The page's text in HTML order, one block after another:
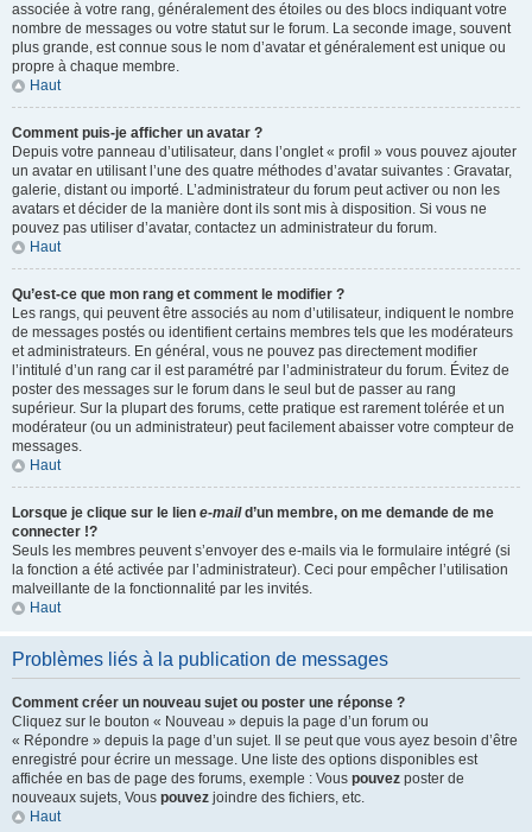
associée à votre rang, généralement des étoiles ou des blocs indiquant votre
nombre de messages ou votre statut sur le forum. La seconde image, souvent
plus grande, est connue sous le nom d’avatar et généralement est unique ou
propre à chaque membre.
Haut
Comment puis-je afficher un avatar ?
Depuis votre panneau d’utilisateur, dans l’onglet « profil » vous pouvez ajouter
un avatar en utilisant l’une des quatre méthodes d’avatar suivantes : Gravatar,
galerie, distant ou importé. L’administrateur du forum peut activer ou non les
avatars et décider de la manière dont ils sont mis à disposition. Si vous ne
pouvez pas utiliser d’avatar, contactez un administrateur du forum.
Haut
Qu’est-ce que mon rang et comment le modifier ?
Les rangs, qui peuvent être associés au nom d’utilisateur, indiquent le nombre
de messages postés ou identifient certains membres tels que les modérateurs
et administrateurs. En général, vous ne pouvez pas directement modifier
l’intitulé d’un rang car il est paramétré par l’administrateur du forum. Évitez de
poster des messages sur le forum dans le seul but de passer au rang
supérieur. Sur la plupart des forums, cette pratique est rarement tolérée et un
modérateur (ou un administrateur) peut facilement abaisser votre compteur de
messages.
Haut
Lorsque je clique sur le lien e-maild’un membre, on me demande de me
connecter !?
Seuls les membres peuvent s’envoyer des e-mails via le formulaire intégré (si
la fonction a été activée par l’administrateur). Ceci pour empêcher l’utilisation
malveillante de la fonctionnalité par les invités.
Haut
Problèmes liés à la publication de messages
Comment créer un nouveau sujet ou poster une réponse ?
Cliquez sur le bouton « Nouveau » depuis la page d’un forum ou
« Répondre » depuis la page d’un sujet. Il se peut que vous ayez besoin d’être
enregistré pour écrire un message. Une liste des options disponibles est
affichée en bas de page des forums, exemple : Vous pouvez poster de
nouveaux sujets, Vous pouvez joindre des fichiers, etc.
Haut